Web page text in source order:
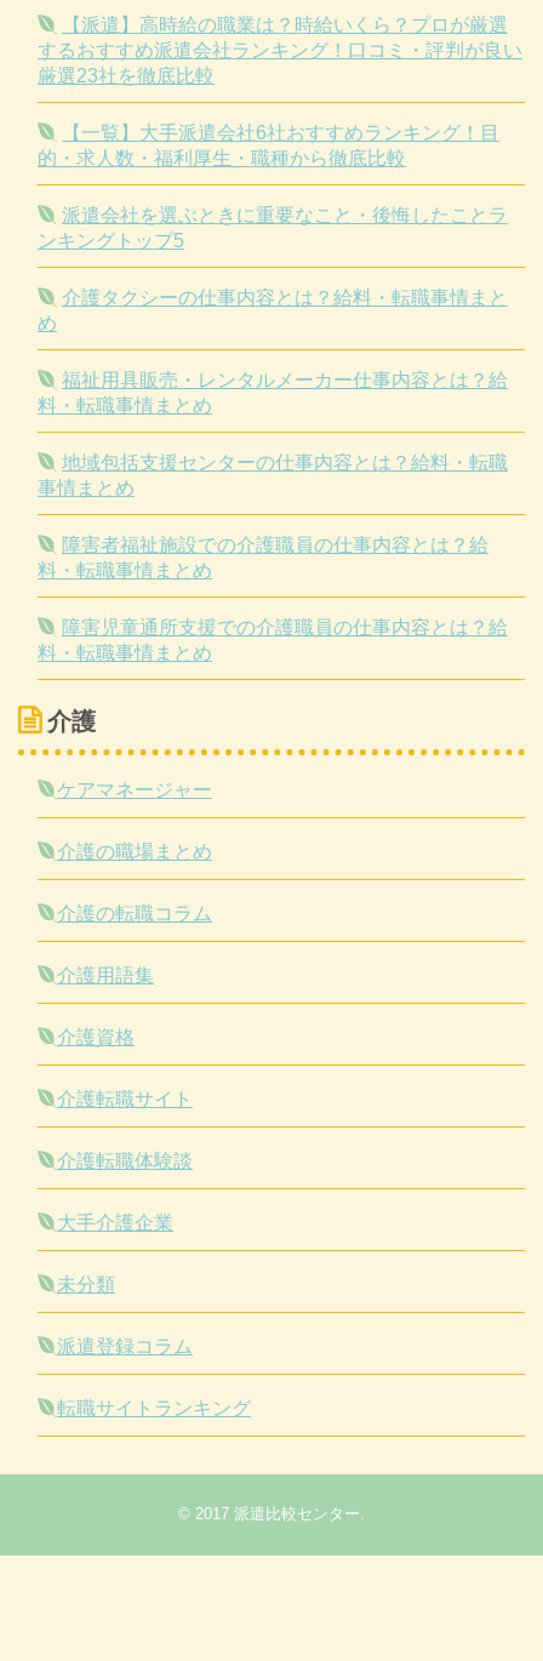
【派遣】高時給の職業は？時給いくら？プロが厳選
するおすすめ派遣会社ランキング！口コミ・評判が良い
厳選23社を徹底比較
【一覧】大手派遣会社6社おすすめランキング！目
的・求人数・福利厚生・職種から徹底比較
派遣会社を選ぶときに重要なこと・後悔したことラ
ンキングトップ5
介護タクシーの仕事内容とは？給料・転職事情まと
め
福祉用具販売・レンタルメーカー仕事内容とは？給
料・転職事情まとめ
地域包括支援センターの仕事内容とは？給料・転職
事情まとめ
障害者福祉施設での介護職員の仕事内容とは？給
料・転職事情まとめ
障害児童通所支援での介護職員の仕事内容とは？給
料・転職事情まとめ
介護
ケアマネージャー
介護の職場まとめ
介護の転職コラム
介護用語集
介護資格
介護転職サイト
介護転職体験談
大手介護企業
未分類
派遣登録コラム
転職サイトランキング
© 2017 派遣比較センター.